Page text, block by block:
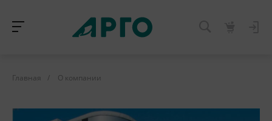
Главная / О компании